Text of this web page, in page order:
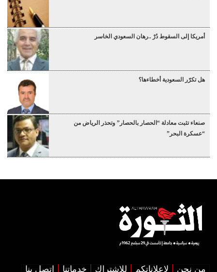
أمريكا إلى السقوط دُرْ ..رهان السعودي الخاسر
هل تكرّر السعودية أخطاءها؟
صنعاء تثبت معادلة “الحصار بالحصار” وتحذر الرياض من
“عسكرة البحر”
من نحن لإعلاناتكم للإشتراك خدماتنا اتصل بنا